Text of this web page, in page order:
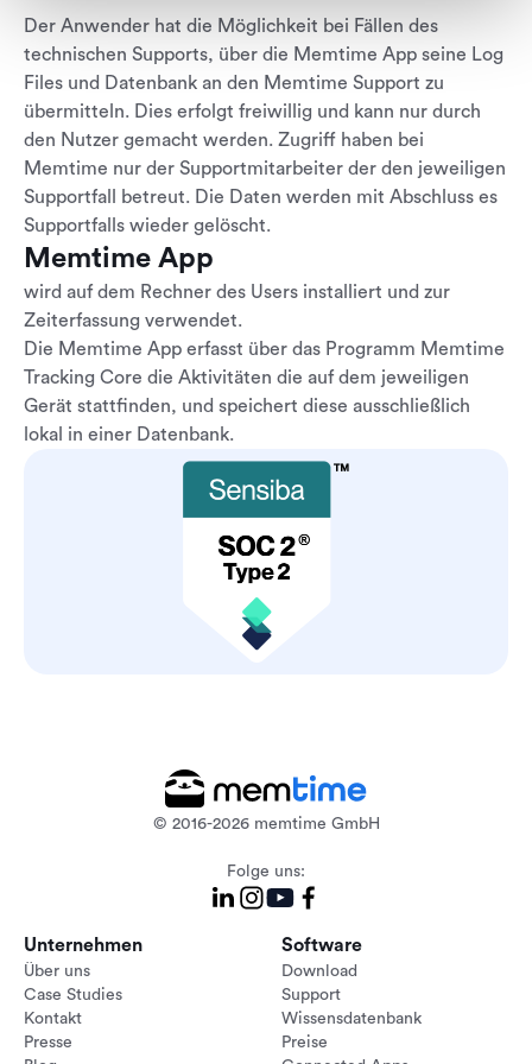
Der Anwender hat die Möglichkeit bei Fällen des
technischen Supports, über die Memtime App seine Log
Files und Datenbank an den Memtime Support zu
übermitteln. Dies erfolgt freiwillig und kann nur durch
den Nutzer gemacht werden. Zugriff haben bei
Memtime nur der Supportmitarbeiter der den jeweiligen
Supportfall betreut. Die Daten werden mit Abschluss es
Supportfalls wieder gelöscht.
Memtime App
wird auf dem Rechner des Users installiert und zur
Zeiterfassung verwendet.
Die Memtime App erfasst über das Programm Memtime
Tracking Core die Aktivitäten die auf dem jeweiligen
Gerät stattfinden, und speichert diese ausschließlich
lokal in einer Datenbank.
© 2016-2026 memtime GmbH
Folge uns:
Unternehmen
Über uns
Case Studies
Kontakt
Presse
Software
Download
Support
Wissensdatenbank
Preise